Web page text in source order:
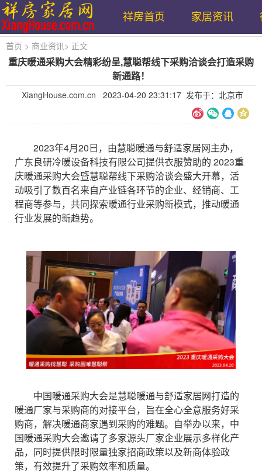
祥房首页 家居资讯
首页 > 商业资讯> 正文
重庆暖通采购大会精彩纷呈,慧聪帮线下采购洽谈会打造采购
新通路！
XiangHouse.com.cn 2023-04-20 23:31:17 发布于：北京市
2023年4月20日，由慧聪暖通与舒适家居网主办，
广东良研冷暖设备科技有限公司提供衣服赞助的 2023重
庆暖通采购大会暨慧聪帮线下采购洽谈会盛大开幕，活
动吸引了数百名来自产业链各环节的企业、经销商、工
程商等参与，共同探索暖通行业采购新模式，推动暖通
行业发展的新趋势。
中国暖通采购大会是慧聪暖通与舒适家居网打造的
暖通厂家与采购商的对接平台，旨在全心全意服务好采
购商，解决暖通商家遇到采购的难题。自举办以来，中
国暖通采购大会邀请了多家源头厂家企业展示多样化产
品，同时提供限时限量独家招商政策以及新商体验政
策，有效提升了采购效率和质量。